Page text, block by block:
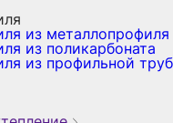
из металлопрофиля
из поликарбоната
из профильной